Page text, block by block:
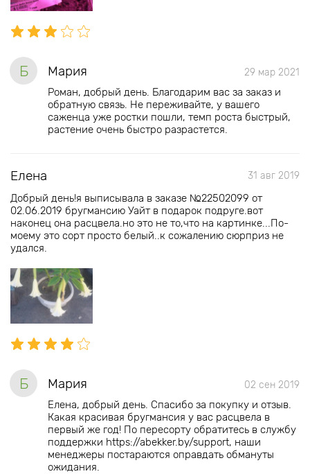
Б Мария 29 мар 2021
Роман, добрый день. Благодарим вас за заказ и
обратную связь. Не переживайте, у вашего
саженца уже ростки пошли, темп роста быстрый,
растение очень быстро разрастется.
Елена 31 авг 2019
Добрый день!я выписывала в заказе №22502099 от
02.06.2019 бругмансию Уайт в подарок подруге.вот
наконец она расцвела.но это не то,что на картинке...По-
моему это сорт просто белый..к сожалению сюрприз не
удался.
Б Мария 02 сен 2019
Елена, добрый день. Спасибо за покупку и отзыв.
Какая красивая бругмансия у вас расцвела в
первый же год! По пересорту обратитесь в службу
поддержки https://abekker.by/support, наши
менеджеры постараются оправдать обмануты
ожидания.